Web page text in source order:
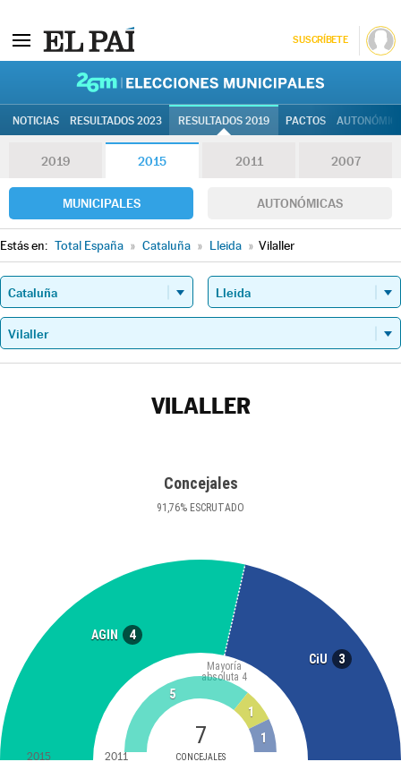
SUSCRÍBETE
NOTICIAS RESULTADOS 2023 RESULTADOS 2019 PACTOS
2019 2015 2011 2007
MUNICIPALES AUTONÓMICAS
Estás en: Total España » Cataluña » Lleida » Vilaller
VILALLER
Concejales
91 ,76% ESCRUTADO
AGIN 4
CiU 3
7
CONCEJALES
Mayoría
absoluta 4
5
1
1
2015 2011